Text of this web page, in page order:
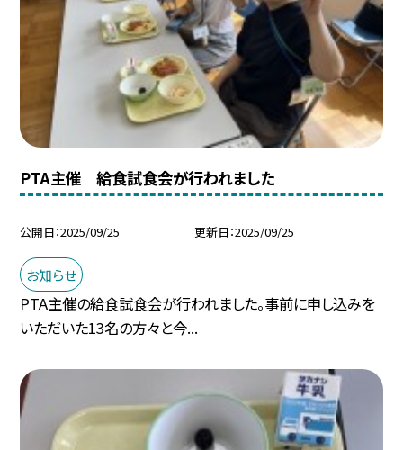
PTA主催 給食試食会が行われました
公開日 2025/09/25 更新日 2025/09/25
お知らせ
PTA主催の給食試食会が行われました。事前に申し込みを
いただいた13名の方々と今...